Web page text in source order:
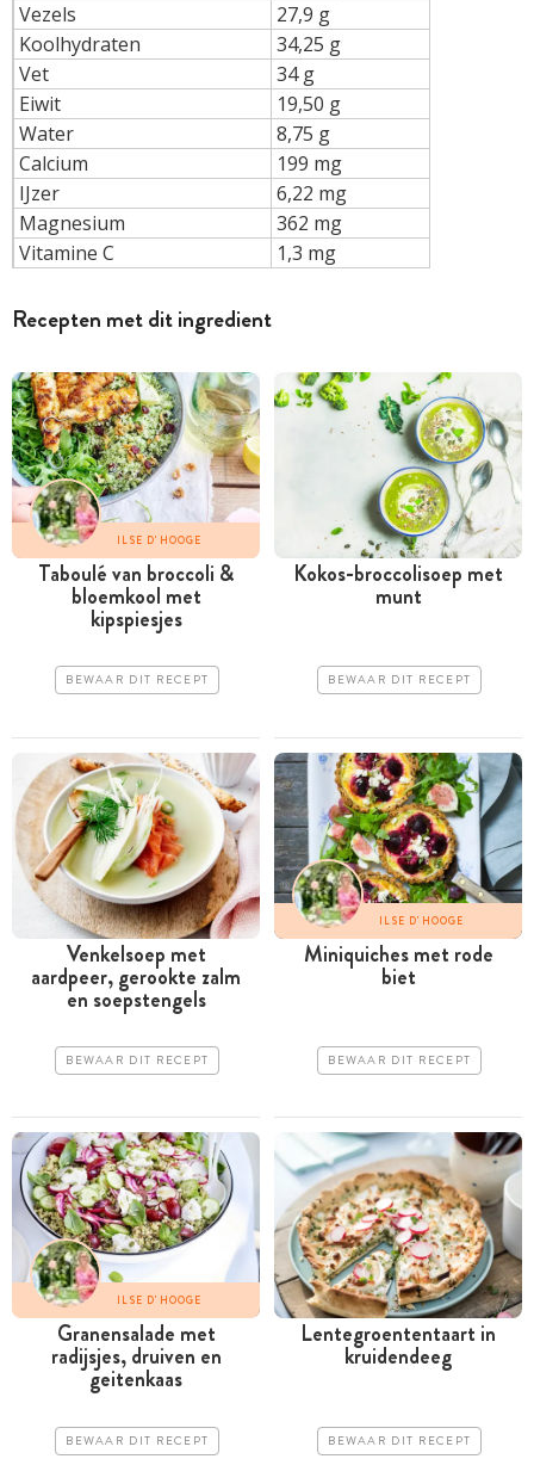
Vezels
27,9 g
Koolhydraten
34,25 g
Vet
34 g
Eiwit
19,50 g
Water
8,75 g
Calcium
199 mg
IJzer
6,22 mg
Magnesium
362 mg
Vitamine C
1,3 mg
Recepten met dit ingredient
ILSE D'HOOGE
Taboulé van broccoli &
bloemkool met
kipspiesjes
BEWAAR DIT RECEPT
Kokos-broccolisoep met
munt
BEWAAR DIT RECEPT
Venkelsoep met
aardpeer, gerookte zalm
en soepstengels
BEWAAR DIT RECEPT
ILSE D'HOOGE
Miniquiches met rode
biet
BEWAAR DIT RECEPT
ILSE D'HOOGE
Granensalade met
radijsjes, druiven en
geitenkaas
BEWAAR DIT RECEPT
Lentegroententaart in
kruidendeeg
BEWAAR DIT RECEPT